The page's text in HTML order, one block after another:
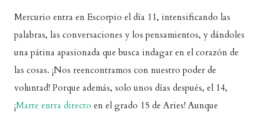
Mercurio entra en Escorpio el día 11, intensificando las
palabras, las conversaciones y los pensamientos, y dándoles
una pátina apasionada que busca indagar en el corazón de
las cosas. ¡Nos reencontramos con nuestro poder de
voluntad! Porque además, solo unos días después, el 14,
¡Marte entra directo en el grado 15 de Aries! Aunque